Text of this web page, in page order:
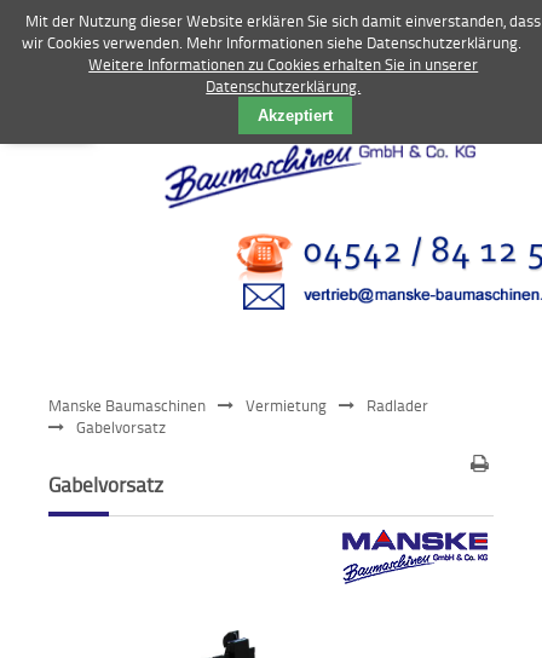
Bagger
Kommunaltechnik
Anbaugeräte
Manske Baumaschinen Vermietung
Radlader
Gabelvorsatz
Gabelvorsatz
Mit der Nutzung dieser Website erklären Sie sich damit einverstanden, dass
wir Cookies verwenden. Mehr Informationen siehe Datenschutzerklärung.
Weitere Informationen zu Cookies erhalten Sie in unserer
Datenschutzerklärung.
Akzeptiert